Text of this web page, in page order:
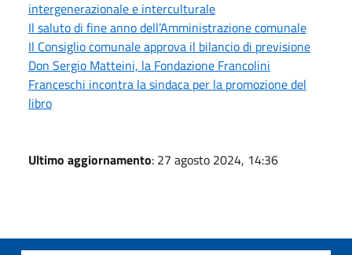
intergenerazionale e interculturale
Il saluto di fine anno dell’Amministrazione comunale
Il Consiglio comunale approva il bilancio di previsione
Don Sergio Matteini, la Fondazione Francolini
Franceschi incontra la sindaca per la promozione del
libro
Ultimo aggiornamento: 27 agosto 2024, 14:36